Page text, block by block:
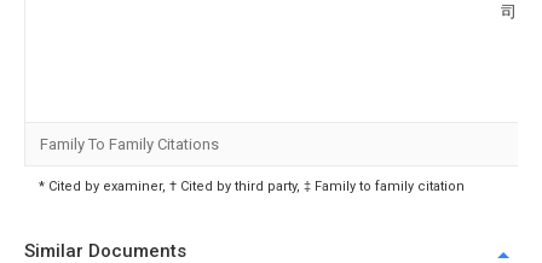
司
Family To Family Citations
* Cited by examiner, † Cited by third party, ‡ Family to family citation
Similar Documents